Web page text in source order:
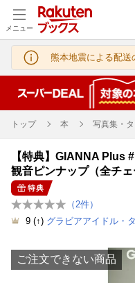
メニュー
熊本地震による配送
トップ 本 写真集・タ
【特典】GIANNA Plus
観音ピンナップ（全チ
特典
（ 2件）
9 (↑) グラビアアイドル・
ご注文できない商品